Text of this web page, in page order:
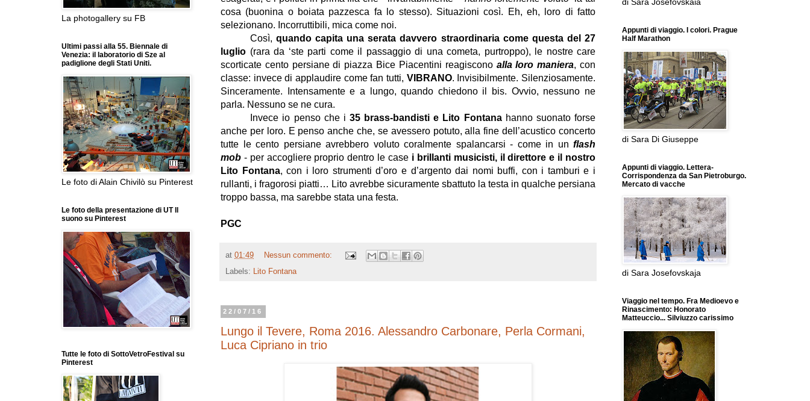
cosa (buonina o boiata pazzesca fa lo stesso). Situazioni così. Eh, eh, loro di fatto
selezionano. Incorruttibili, mica come noi.
Così, quando capita una serata davvero straordinaria come questa del 27
luglio (rara da ‘ste parti come il passaggio di una cometa, purtroppo), le nostre care
scorticate cento persiane di piazza Bice Piacentini reagiscono alla loro maniera, con
classe: invece di applaudire come fan tutti, VIBRANO. Invisibilmente. Silenziosamente.
Sinceramente. Intensamente e a lungo, quando chiedono il bis. Ovvio, nessuno ne
parla. Nessuno se ne cura.
Invece io penso che i 35 brass-bandisti e Lito Fontanahanno suonato forse
anche per loro. E penso anche che, se avessero potuto, alla fine dell’acustico concerto
tutte le cento persiane avrebbero voluto coralmente spalancarsi - come in un flash
mob - per accogliere proprio dentro le case i brillanti musicisti, il direttore e il nostro
Lito Fontana, con i loro strumenti d’oro e d’argento dai nomi buffi, con i tamburi e i
rullanti, i fragorosi piatti… Lito avrebbe sicuramente sbattuto la testa in qualche persiana
troppo bassa, ma sarebbe stata una festa.
PGC
at 01:49
Nessun commento:
Labels:
Lito Fontana
22/07/16
Lungo il Tevere, Roma 2016. Alessandro Carbonare, Perla Cormani,
Luca Cipriano in trio
La photogallery su FB
Ultimi passi alla 55. Biennale di
Venezia: il laboratorio di Sze al
padiglione degli Stati Uniti.
Le foto di Alain Chivilò su Pinterest
Le foto della presentazione di UT Il
suono su Pinterest
Tutte le foto di SottoVetroFestival su
Pinterest
Appunti di viaggio. I colori. Prague
Half Marathon
di Sara Di Giuseppe
Appunti di viaggio. Lettera-
Corrispondenza da San Pietroburgo.
Mercato di vacche
di Sara Josefovskaja
Viaggio nel tempo. Fra Medioevo e
Rinascimento: Honorato
Matteuccio... Silviuzzo carissimo